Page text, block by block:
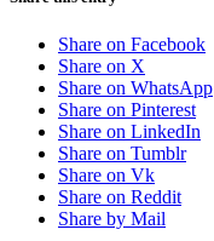
Share on Facebook
Share on X
Share on WhatsApp
Share on Pinterest
Share on LinkedIn
Share on Tumblr
Share on Vk
Share on Reddit
Share by Mail